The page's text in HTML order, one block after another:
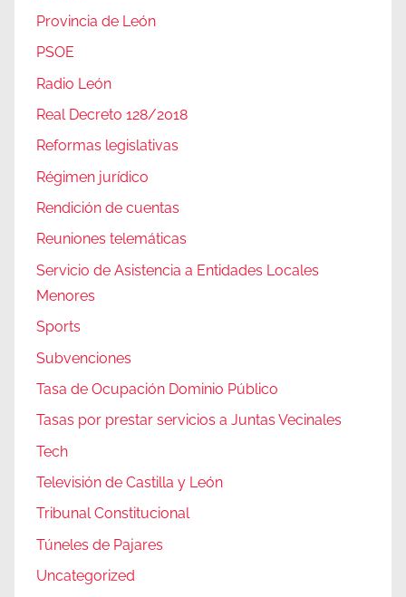
Provincia de León
PSOE
Radio León
Real Decreto 128/2018
Reformas legislativas
Régimen jurídico
Rendición de cuentas
Reuniones telemáticas
Servicio de Asistencia a Entidades Locales
Menores
Sports
Subvenciones
Tasa de Ocupación Dominio Público
Tasas por prestar servicios a Juntas Vecinales
Tech
Televisión de Castilla y León
Tribunal Constitucional
Túneles de Pajares
Uncategorized